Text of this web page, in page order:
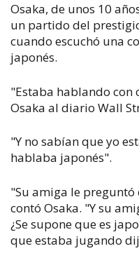
Osaka, de unos 10
un partido del
cuando escuchó una
japonés.
"Estaba hablando con
Osaka al diario Wall
"Y no sabían que yo
hablaba japonés".
"Su amiga le
contó Osaka. "Y su
¿Se supone que es
que estaba jugando